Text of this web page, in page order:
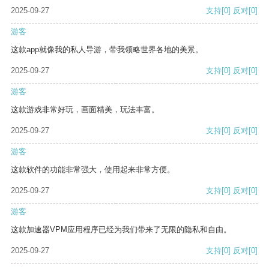
2025-09-27 支持[0] 反对[0]
游客
这款app就像我的私人导游，带我领略世界各地的美景。
2025-09-27 支持[0] 反对[0]
游客
这款游戏非常好玩，画面精美，玩法丰富。
2025-09-27 支持[0] 反对[0]
游客
这款软件的功能非常强大，使用起来非常方便。
2025-09-27 支持[0] 反对[0]
游客
这款加速器VPM应用程序已经为我们带来了无限的隐私和自由。
2025-09-27 支持[0] 反对[0]